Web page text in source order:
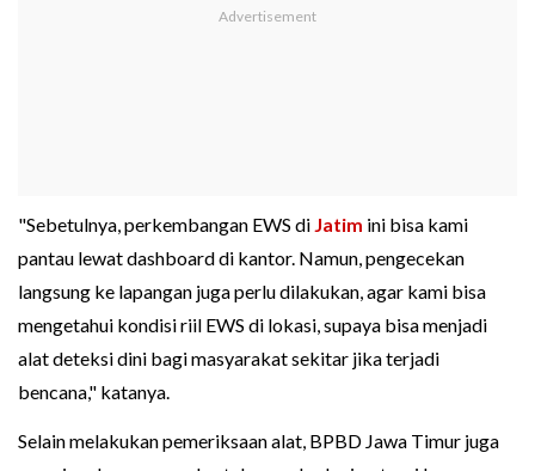
"Sebetulnya, perkembangan EWS di Jatim ini bisa kami
pantau lewat dashboard di kantor. Namun, pengecekan
langsung ke lapangan juga perlu dilakukan, agar kami bisa
mengetahui kondisi riil EWS di lokasi, supaya bisa menjadi
alat deteksi dini bagi masyarakat sekitar jika terjadi
bencana," katanya.
Selain melakukan pemeriksaan alat, BPBD Jawa Timur juga